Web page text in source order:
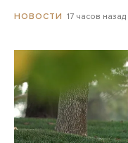
НОВОСТИ 17 часов назад